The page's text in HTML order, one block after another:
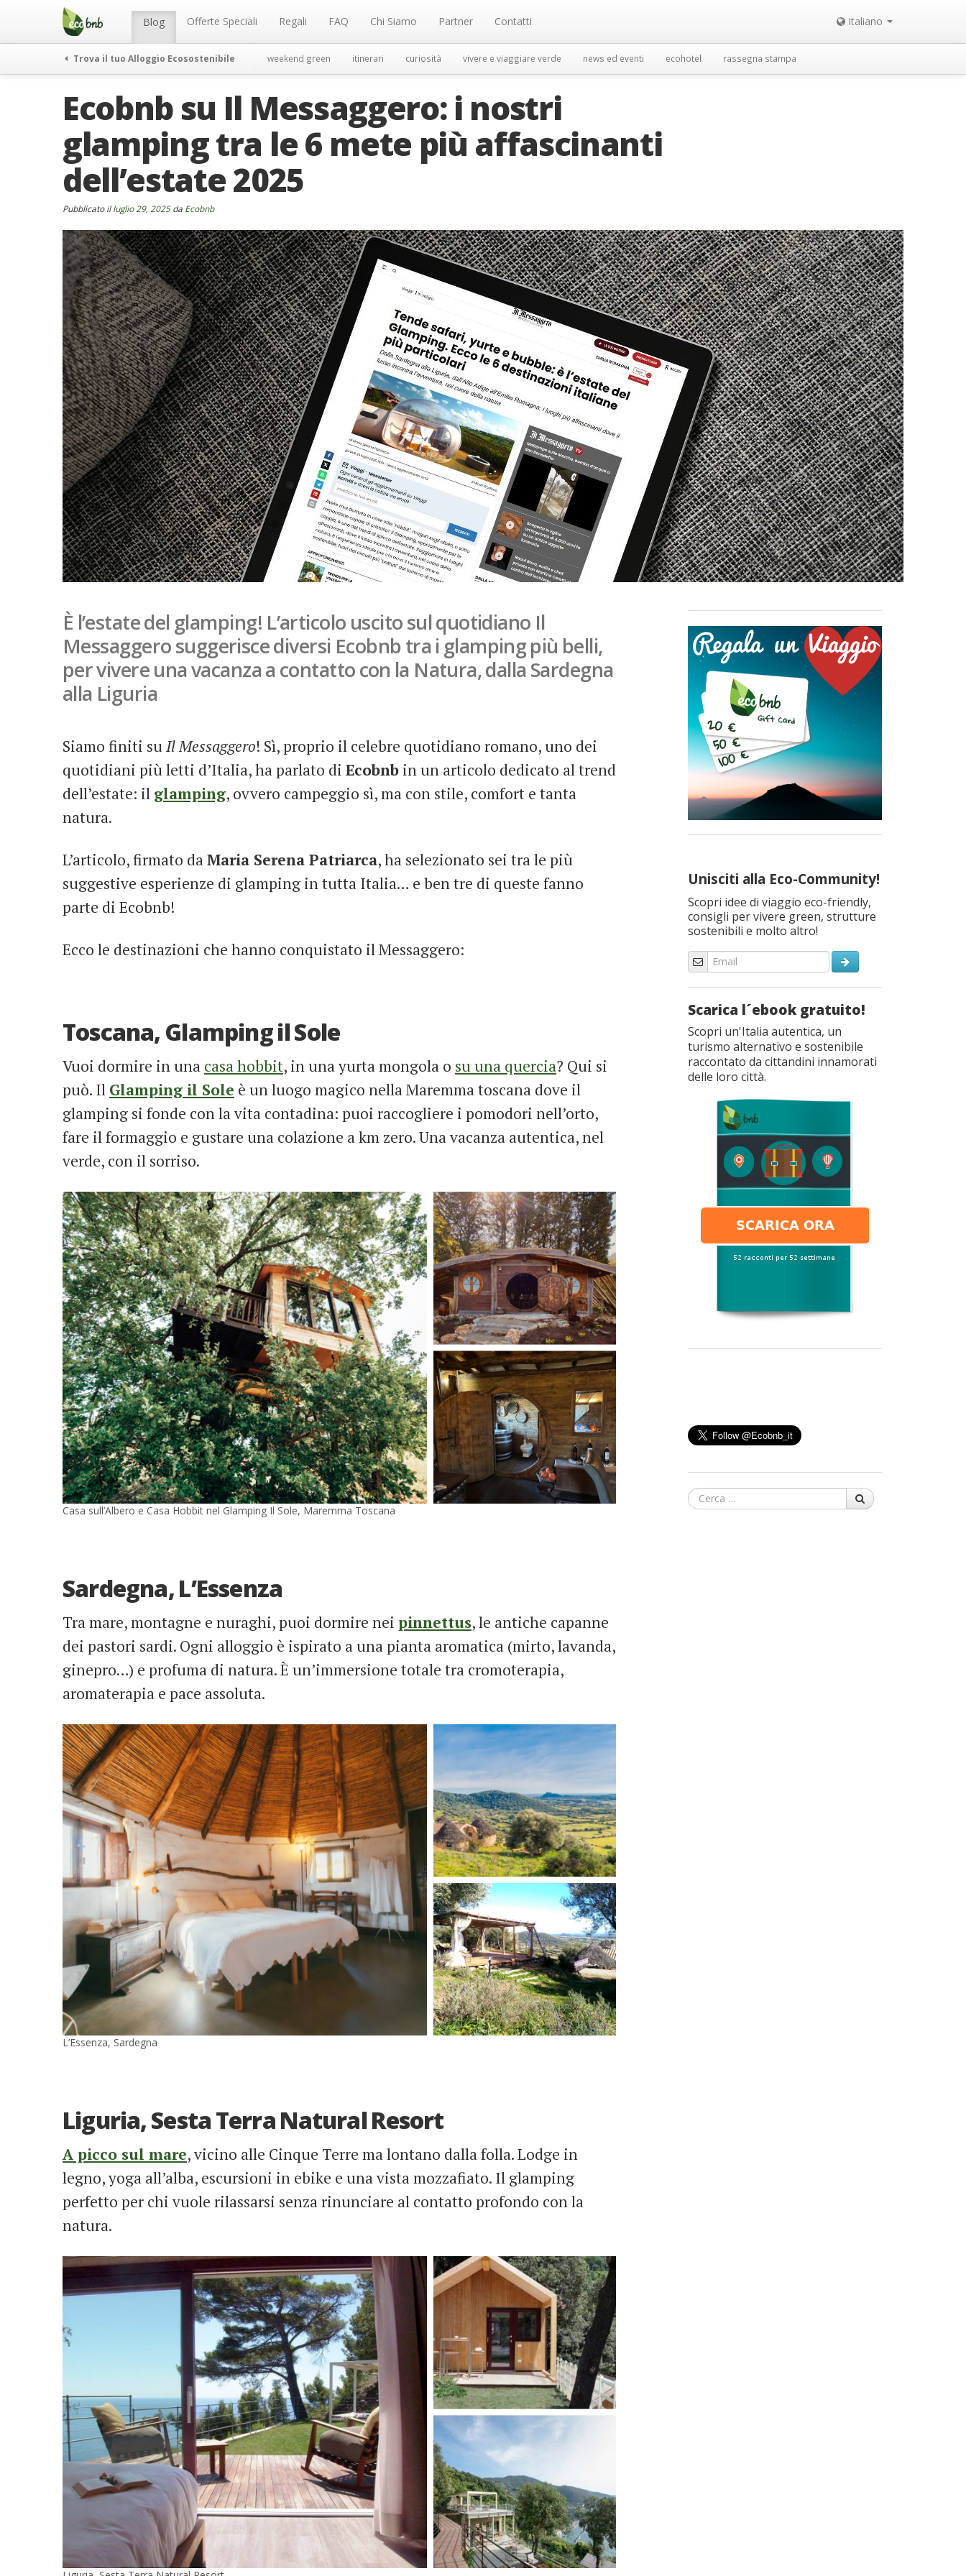
Menu Blog Offerte Speciali Regali FAQ Chi Siamo Partner Contatti Italiano
Trova il tuo Alloggio Ecosostenibile weekend green itinerari curiosità vivere e viaggiare verde news ed eventi ecohotel rassegna stampa
Ecobnb su Il Messaggero: i nostri
glamping tra le 6 mete più affascinanti
dell’estate 2025
Pubblicato illuglio 29, 2025da Ecobnb
È l’estate del glamping! L’articolo uscito sul quotidiano Il
Messaggero suggerisce diversi Ecobnb tra i glamping più belli,
per vivere una vacanza a contatto con la Natura, dalla Sardegna
alla Liguria
Siamo finiti su Il Messaggero! Sì, proprio il celebre quotidiano romano, uno dei
quotidiani più letti d’Italia, ha parlato di Ecobnb in un articolo dedicato al trend
dell’estate: il glamping, ovvero campeggio sì, ma con stile, comfort e tanta
natura.
L’articolo, firmato daMaria Serena Patriarca, ha selezionato sei tra le più
suggestive esperienze di glamping in tutta Italia… e ben tre di queste fanno
parte di Ecobnb!
Ecco le destinazioni che hanno conquistato il Messaggero:
Toscana, Glamping il Sole
Vuoi dormire in una casa hobbit, in una yurta mongola o su una quercia? Qui si
può. Il Glamping il Sole è un luogo magico nella Maremma toscana dove il
glamping si fonde con la vita contadina: puoi raccogliere i pomodori nell’orto,
fare il formaggio e gustare una colazione a km zero. Una vacanza autentica, nel
verde, con il sorriso.
Casa sull’Albero e Casa Hobbit nel Glamping Il Sole, Maremma Toscana
Sardegna, L’Essenza
Tra mare, montagne e nuraghi, puoi dormire nei pinnettus, le antiche capanne
dei pastori sardi. Ogni alloggio è ispirato a una pianta aromatica (mirto, lavanda,
ginepro…) e profuma di natura. È un’immersione totale tra cromoterapia,
aromaterapia e pace assoluta.
L’Essenza, Sardegna
Liguria, Sesta Terra Natural Resort
A picco sul mare, vicino alle Cinque Terre ma lontano dalla folla. Lodge in
legno, yoga all’alba, escursioni in ebike e una vista mozzafiato. Il glamping
perfetto per chi vuole rilassarsi senza rinunciare al contatto profondo con la
natura.
Unisciti alla Eco-Community!
Scopri idee di viaggio eco-friendly,
consigli per vivere green, strutture
sostenibili e molto altro!
Scarica l´ebook gratuito!
Scopri un'Italia autentica, un
turismo alternativo e sostenibile
raccontato da cittandini innamorati
delle loro città.
Cerca